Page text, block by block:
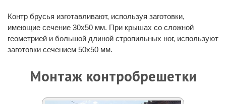
Контр брусья изготавливают, используя заготовки,
имеющие сечение 30х50 мм. При крышах со сложной
геометрией и большой длиной стропильных ног, используют
заготовки сечением 50х50 мм.
Монтаж контробрешетки